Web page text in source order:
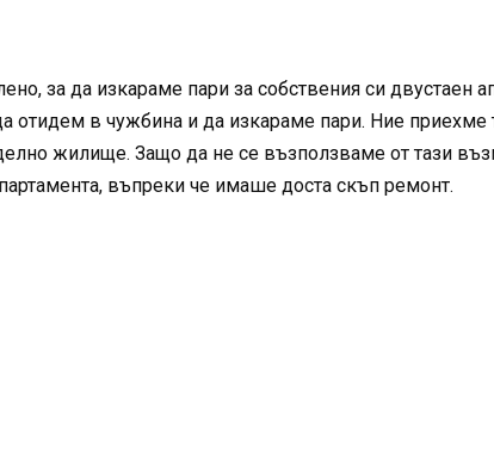
за да изкараме пари за собствения си двустаен
отидем в чужбина и да изкараме пари. Ние
жилище. Защо да не се възползваме от тази
въпреки че имаше доста скъп ремонт.